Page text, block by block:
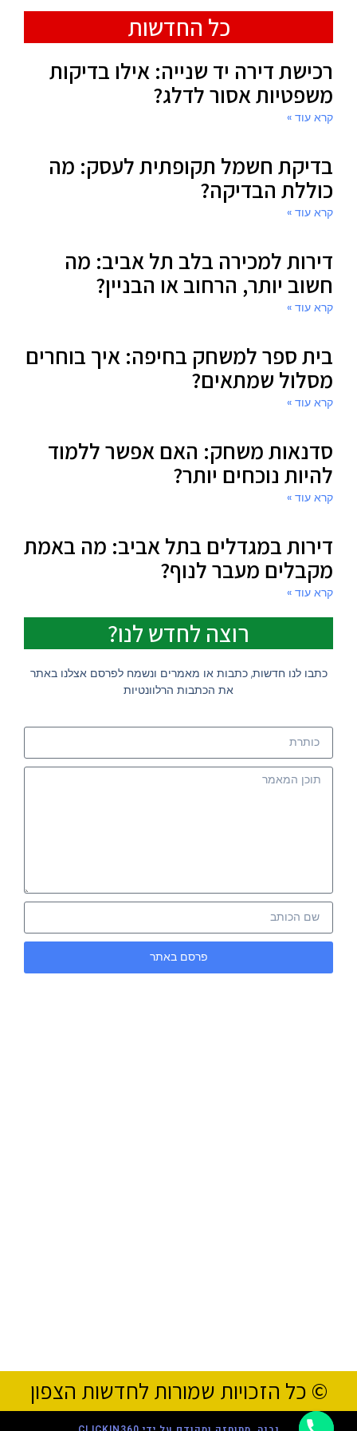
כל החדשות
רכישת דירה יד שנייה: אילו בדיקות
משפטיות אסור לדלג?
קרא עוד »
בדיקת חשמל תקופתית לעסק: מה
כוללת הבדיקה?
קרא עוד »
דירות למכירה בלב תל אביב: מה
חשוב יותר, הרחוב או הבניין?
קרא עוד »
בית ספר למשחק בחיפה: איך בוחרים
מסלול שמתאים?
קרא עוד »
סדנאות משחק: האם אפשר ללמוד
להיות נוכחים יותר?
קרא עוד »
דירות במגדלים בתל אביב: מה באמת
מקבלים מעבר לנוף?
קרא עוד »
רוצה לחדש לנו?
כתבו לנו חדשות, כתבות או מאמרים ונשמח לפרסם אצלנו באתר
את הכתבות הרלוונטיות
פרסם באתר
© כל הזכויות שמורות לחדשות הצפון